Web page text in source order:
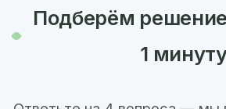
Подберём
1